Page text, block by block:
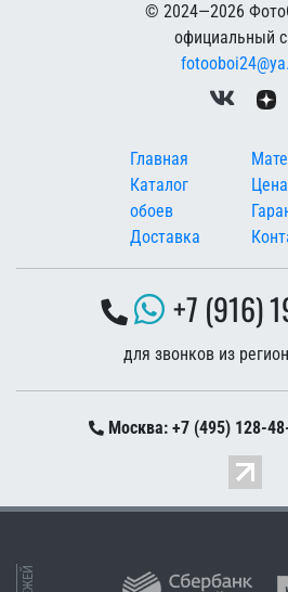
© 2024—2026
официальный
Меню в
Главная
Каталог
обоев
Доставка
Цена
+7 (916)
для звонков из
Москва: +7 (495) 128-